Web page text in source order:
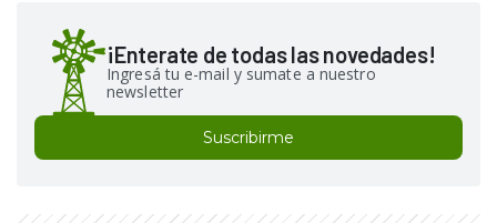
¡Enterate de todas las novedades!
Ingresá tu e-mail y sumate a nuestro
newsletter
Suscribirme